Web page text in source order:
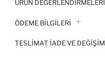
ÜRÜN DEĞERLENDİRMELERİ
ÖDEME BİLGİLERİ
TESLIMAT İADE VE DEĞIŞIM